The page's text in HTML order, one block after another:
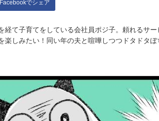
Facebookでシェア
経て子育てをしている会社員ポジ子。頼れるサ
楽しみたい！同い年の夫と喧嘩しつつドタドタ